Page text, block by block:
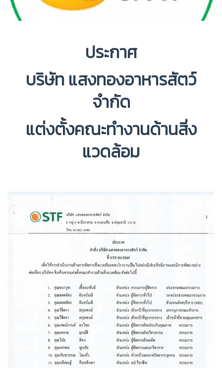
ประกาศ
บริษัท แสงทองอาหารสัตว์
จำกัด
แต่งตั้งคณะทำงานด้านสิ่ง
แวดล้อม